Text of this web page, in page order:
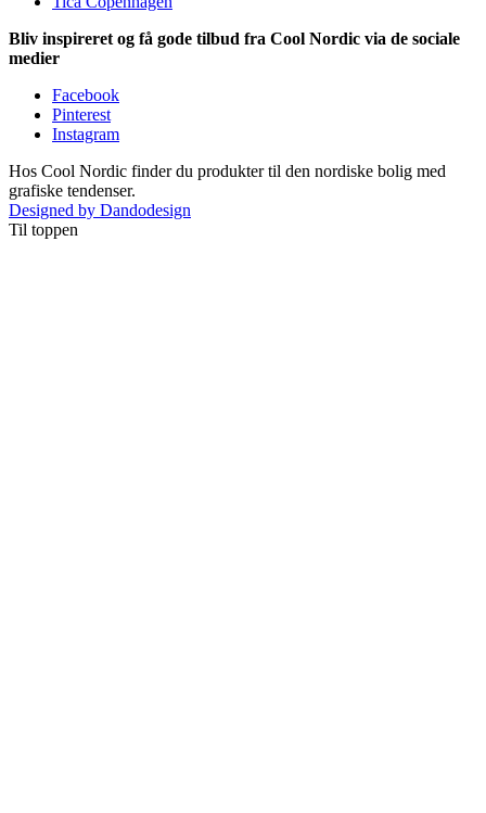
Bliv inspireret og få gode tilbud fra Cool Nordic via de sociale
medier
Facebook
Pinterest
Instagram
Hos Cool Nordic finder du produkter til den nordiske bolig med
grafiske tendenser.
Designed by Dandodesign
Til toppen